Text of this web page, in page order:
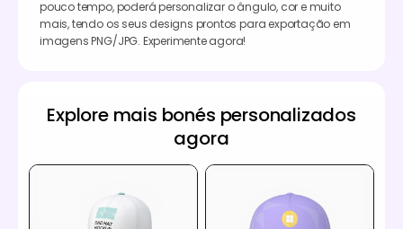
pouco tempo, poderá personalizar o ângulo, cor e muito
mais, tendo os seus designs prontos para exportação em
imagens PNG/JPG. Experimente agora!
Explore mais bonés personalizados
agora